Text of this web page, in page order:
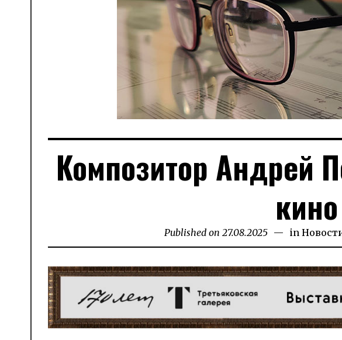
Композитор Андрей
кино
Published on 27.08.2025 29.09.2025
in